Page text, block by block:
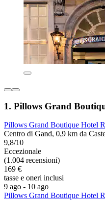
1. Pillows Grand
Pillows Grand Boutique Hotel
Centro di Gand, 0,9 km da
9,8/10
Eccezionale
(1.004 recensioni)
169 €
tasse e oneri inclusi
9 ago - 10 ago
Pillows Grand Boutique Hotel